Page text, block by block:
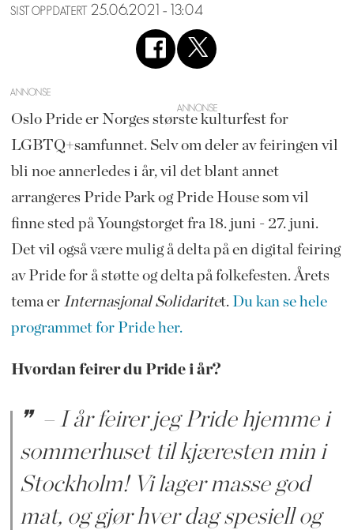
SIST OPPDATERT 25.06.2021 - 13:04
ANNONSE
Oslo Pride er Norges største kulturfest for
LGBTQ+samfunnet. Selv om deler av feiringen vil
bli noe annerledes i år, vil det blant annet
arrangeres Pride Park og Pride House som vil
finne sted på Youngstorget fra 18. juni - 27. juni.
Det vil også være mulig å delta på en digital feiring
av Pride for å støtte og delta på folkefesten. Årets
tema er Internasjonal Solidaritet. Du kan se hele
programmet for Pride her.
Hvordan feirer du Pride i år?
– I år feirer jeg Pride hjemme i
sommerhuset til kjæresten min i
Stockholm! Vi lager masse god
mat, og gjør hver dag spesiell og